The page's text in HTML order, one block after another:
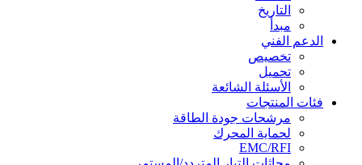
التاريخ
مبدأ
الدعم الفني
تخصيص
تحميل
الأسئلة الشائعة
فئات المنتجات
مرشحات جودة الطاقة
لحماية المحرك
EMC/RFI